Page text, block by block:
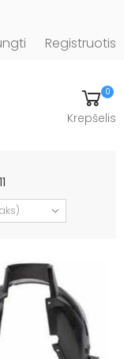
Registruotis
0
Krepšelis